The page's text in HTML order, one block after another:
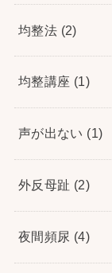
均整法 (2)
均整講座 (1)
声が出ない (1)
外反母趾 (2)
夜間頻尿 (4)